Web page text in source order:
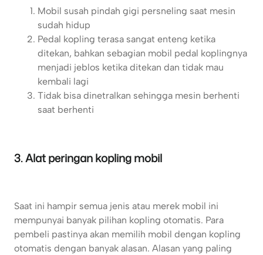
Mobil susah pindah gigi persneling saat mesin
sudah hidup
Pedal kopling terasa sangat enteng ketika
ditekan, bahkan sebagian mobil pedal koplingnya
menjadi jeblos ketika ditekan dan tidak mau
kembali lagi
Tidak bisa dinetralkan sehingga mesin berhenti
saat berhenti
3. Alat peringan kopling mobil
Saat ini hampir semua jenis atau merek mobil ini
mempunyai banyak pilihan kopling otomatis. Para
pembeli pastinya akan memilih mobil dengan kopling
otomatis dengan banyak alasan. Alasan yang paling